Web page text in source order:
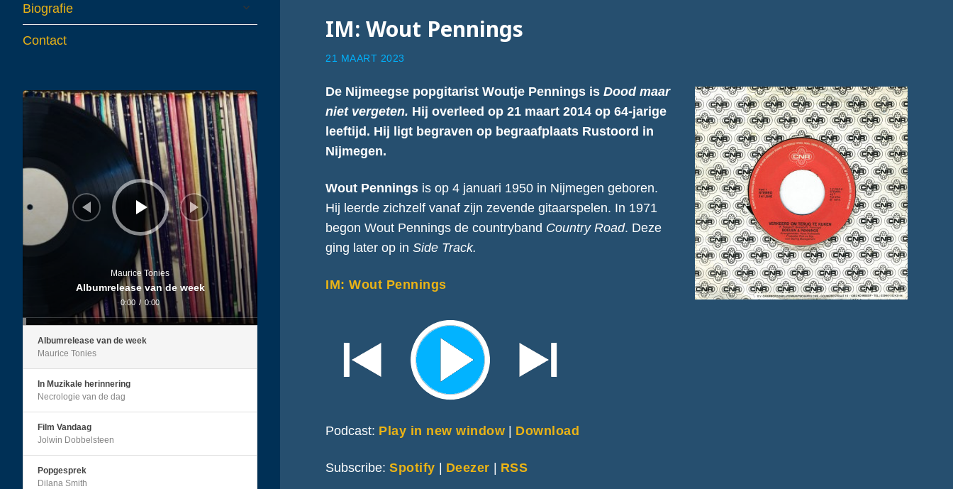
Biografie
child
menu
Contact
Audiospeler
Maurice Tonies
Albumrelease van de week
0:00 / 0:00
Albumrelease van de week
Maurice Tonies
In Muzikale herinnering
Necrologie van de dag
Film Vandaag
Jolwin Dobbelsteen
Popgesprek
Dilana Smith
IM: Wout Pennings
21 MAART 2023
De Nijmeegse popgitarist Woutje Pennings isDood maar
niet vergeten. Hij overleed op 21 maart 2014 op 64-jarige
leeftijd. Hij ligt begraven op begraafplaats Rustoord in
Nijmegen.
Wout Pennings is op 4 januari 1950 in Nijmegen geboren.
Hij leerde zichzelf vanaf zijn zevende gitaarspelen. In 1971
begon Wout Pennings de countryband Country Road. Deze
ging later op inSide Track.
IM: Wout Pennings
Podcast: Play in new window | Download
Subscribe:Spotify | Deezer | RSS